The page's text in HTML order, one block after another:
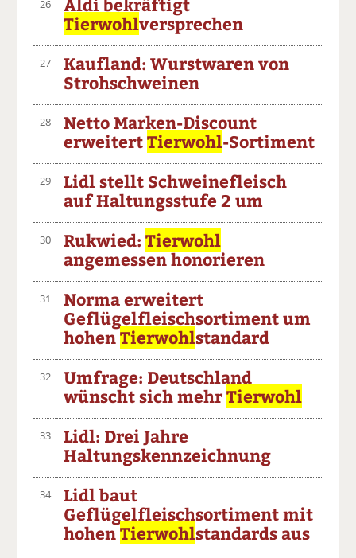
26
Tierwohlversprechen
27
Kaufland: Wurstwaren von
Strohschweinen
28
Netto Marken-Discount
erweitertTierwohl-Sortiment
29
Lidl stellt Schweinefleisch
auf Haltungsstufe 2 um
30 Rukwied:Tierwohl
angemessen honorieren
31
Norma erweitert
Geflügelfleischsortiment um
hohenTierwohlstandard
32
Umfrage: Deutschland
wünscht sich mehrTierwohl
33
Lidl: Drei Jahre
Haltungskennzeichnung
34
Lidl baut
Geflügelfleischsortiment mit
hohenTierwohlstandards aus